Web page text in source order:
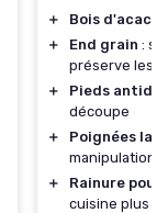
＋ Bois d'acacia
＋
End grain :
préserve les
＋
Pieds
découpe
＋
Poignées
manipulation
＋
Rainure pour
cuisine plus